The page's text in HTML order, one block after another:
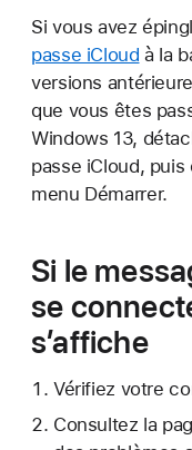
Si vous avez
passe iCloud à la
versions
que vous êtes
Windows 13,
passe iCloud,
menu Démarrer.
Si le
se
s’affiche
Vérifiez votre
Consultez la